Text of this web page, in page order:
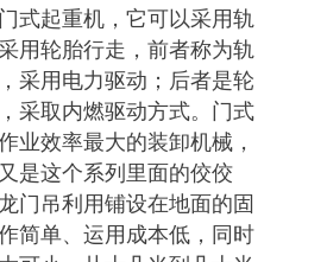
起重机，它可以采用轨
用轮胎行走，前者称为轨
采用电力驱动；后者是轮
采取内燃驱动方式。门式
业效率最大的装卸机械，
是这个系列里面的佼佼
门吊利用铺设在地面的固
简单、运用成本低，同时